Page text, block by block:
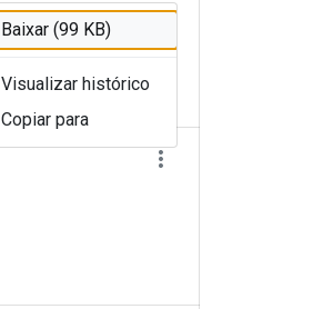
Baixar (99 KB)
Visualizar histórico
Copiar para